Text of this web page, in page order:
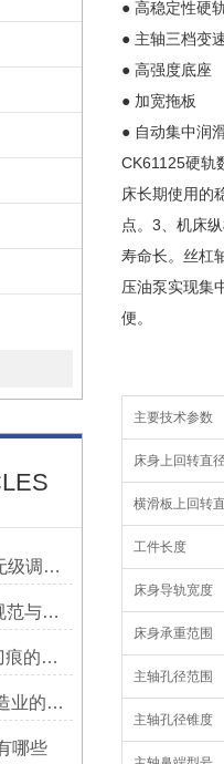
ck61125数控车床可实现无级调速控制
GB4250锯床的安全操作规范与注意事项
XK7136数控铣床消除接刀痕的操作
VMC855加工中心推动制造业的发展
哪些
● 高稳定性硬
● 主轴三档变
● 高强度底座
● 加宽拖板
● 自动集中润
CK61125硬轨
床长期使用的
点。3、机床
寿命长。丝杠
压油泵实现集
便。
主要技术参数
床身上回转直
横滑板上回转
工件长度
床身导轨宽度
床身承重范围
主轴孔径范围
主轴孔径锥度